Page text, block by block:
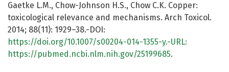
Gaetke L.M., Chow-Johnson H.S., Chow C.K. Copper:
toxicological relevance and mechanisms. Arch Toxicol.
2014; 88(11): 1929–38.-DOI:
https://doi.org/10.1007/s00204-014-1355-y.-URL:
https://pubmed.ncbi.nlm.nih.gov/25199685.